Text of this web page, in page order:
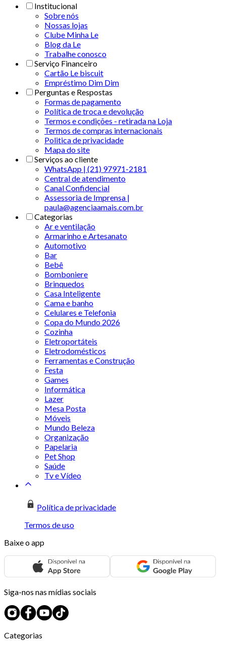
Institucional
Sobre nós
Nossas lojas
Clube Minha Le
Blog da Le
Trabalhe conosco
Serviço Financeiro
Cartão Le biscuit
Empréstimo Dim Dim
Perguntas e Respostas
Formas de pagamento
Política de troca e devolução
Termos e condições - retirada na Loja
Termos de compras internacionais
Politica de privacidade
Mapa do site
Serviços ao cliente
WhatsApp | (21) 97971-2181
Central de atendimento
Canal Confidencial
Assessoria de Imprensa |
paula@agenciaamais.com.br
Categorias
Ar e ventilação
Armarinho e Artesanato
Automotivo
Bar
Bebê
Bomboniere
Brinquedos
Casa Inteligente
Cama e banho
Celulares e Telefonia
Copa do Mundo 2026
Cozinha
Eletroportáteis
Eletrodomésticos
Ferramentas e Construção
Festa
Games
Informática
Lazer
Mesa Posta
Móveis
Mundo Beleza
Organização
Papelaria
Pet Shop
Saúde
Tv e Vídeo
Política de privacidade
Termos de uso
Baixe o app
Siga-nos nas mídias sociais
Categorias